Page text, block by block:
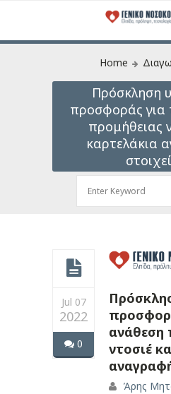
Home
Πρόσκληση
προσφοράς για
προμήθειας
καρτελάκια
Jul 07
2022
0
ανάθεση
ντοσιέ
Άρης